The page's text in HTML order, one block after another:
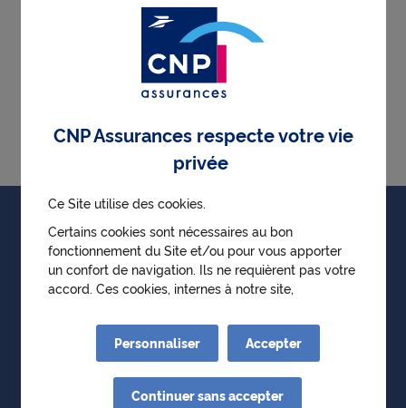
Non
réclamation auprès de CNP
Assurances
Professionnels
Entreprises
Partenaires
Le groupe CNP Assurances
CNP Assurances respecte votre vie
privée
Ce Site utilise des cookies.
Certains cookies sont nécessaires au bon
fonctionnement du Site et/ou pour vous apporter
un confort de navigation. Ils ne requièrent pas votre
accord. Ces cookies, internes à notre site,
● d'identifier la première visite d'un utilisateur
● de mémoriser l'historique des choix effectués au
sein des parcours de l'utilisateur
● d'obtenir de manière anonyme des statistiques
de fréquentation et d'utilisation du site afin
Personnaliser Accepter
Continuer sans accepter